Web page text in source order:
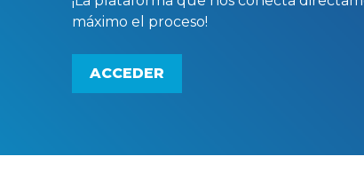
máximo el proceso!
ACCEDER